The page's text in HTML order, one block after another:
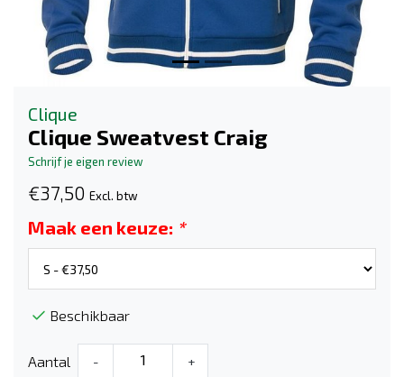
Clique
Clique Sweatvest Craig
Schrijf je eigen review
€37,50 Excl. btw
Maak een keuze: *
Beschikbaar
Aantal - +